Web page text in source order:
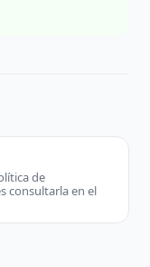
de
consultarla en el